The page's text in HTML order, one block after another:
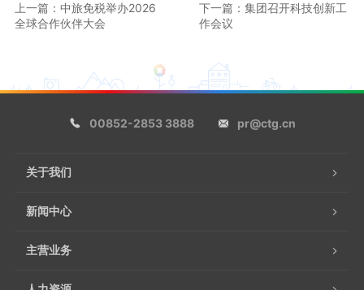
上一篇：中旅免税举办2026
全球合作伙伴大会
下一篇：集团召开科技创新工
作会议
00852-2853 3888 pr@ctg.cn
关于我们
新闻中心
主营业务